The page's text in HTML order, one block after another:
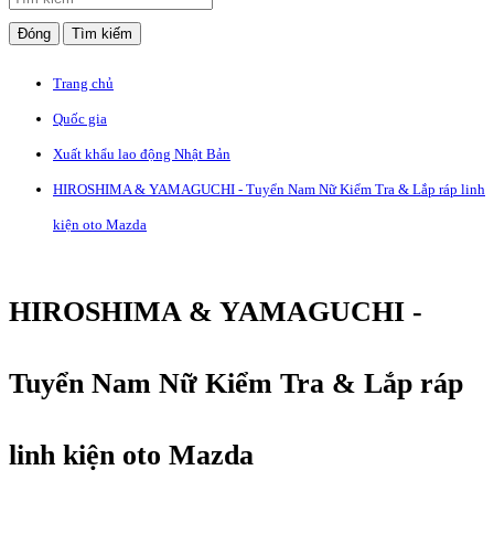
Đóng Tìm kiếm
Trang chủ
Quốc gia
Xuất khẩu lao động Nhật Bản
HIROSHIMA & YAMAGUCHI - Tuyển Nam Nữ Kiểm Tra & Lắp ráp linh
kiện oto Mazda
HIROSHIMA & YAMAGUCHI -
Tuyển Nam Nữ Kiểm Tra & Lắp ráp
linh kiện oto Mazda